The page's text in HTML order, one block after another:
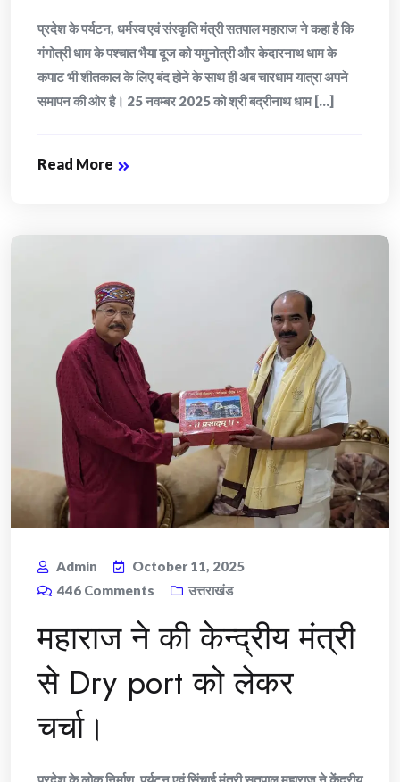
प्रदेश के पर्यटन, धर्मस्व एवं संस्कृति मंत्री सतपाल महाराज ने कहा है कि
गंगोत्री धाम के पश्चात भैया दूज को यमुनोत्री और केदारनाथ धाम के
कपाट भी शीतकाल के लिए बंद होने के साथ ही अब चारधाम यात्रा अपने
समापन की ओर है। 25 नवम्बर 2025 को श्री बद्रीनाथ धाम [...]
Read More
Admin
October 11, 2025
446 Comments उत्तराखंड
महाराज ने की केन्द्रीय मंत्री
से Dry port को लेकर
चर्चा।